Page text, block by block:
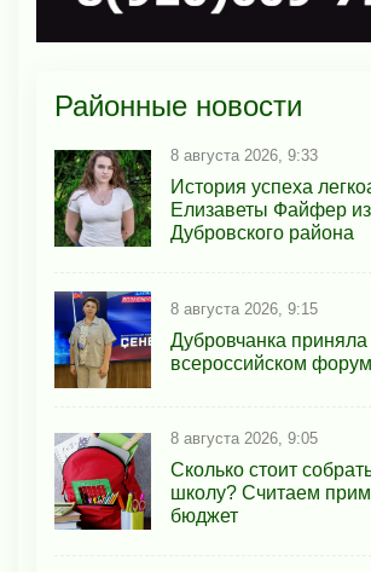
Районные новости
8 августа 2026, 9:33
История успеха
Елизаветы Файфер из
Дубровского района
8 августа 2026, 9:15
Дубровчанка приняла
всероссийском
8 августа 2026, 9:05
Сколько стоит
школу? Считаем
бюджет